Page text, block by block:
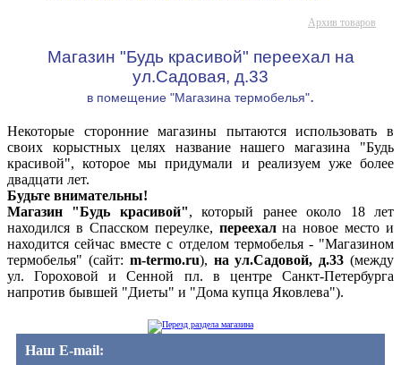
Архив товаров
Магазин "Будь красивой" переехал на
ул.Садовая, д.33
в помещение "Магазина термобелья".
Некоторые сторонние магазины пытаются использовать в
своих корыстных целях название нашего магазина "Будь
красивой", которое мы придумали и реализуем уже более
двадцати лет.
Будьте внимательны!
Магазин "Будь красивой", который ранее около 18 лет
находился в Спасском переулке, переехална новое место и
находится сейчас вместе с отделом термобелья - "Магазином
термобелья" (сайт: m-termo.ru), на ул.Садовой, д.33 (между
ул. Гороховой и Сенной пл. в центре Санкт-Петербурга
напротив бывшей "Диеты" и "Дома купца Яковлева").
Наш E-mail: